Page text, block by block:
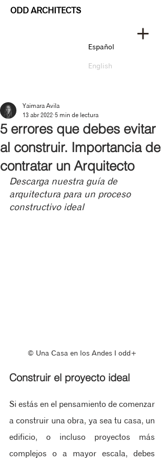
ODD ARCHITECTS
Español
English
5 errores que debes evitar
al construir. Importancia de
contratar un Arquitecto
Yaimara Avila
13 abr 2022 5 min de lectura
Descarga nuestra guía de
arquitectura para un proceso
constructivo ideal
© Una Casa en los Andes ‖ odd+
Construir el proyecto ideal
Si estás en el pensamiento de comenzar
a construir una obra, ya sea tu casa, un
edificio, o incluso proyectos más
complejos o a mayor escala, debes